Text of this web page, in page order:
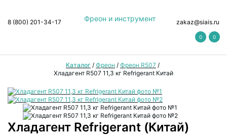
Фреон и инструмент
8 (800) 201-34-17 zakaz@siais.ru
0 0
Каталог / Фреон / Фреон R507 /
Хладагент R507 11,3 кг Refrigerant Китай
Хладагент Refrigerant (Китай)